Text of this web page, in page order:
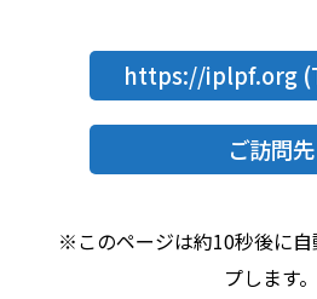
https://iplpf.org
ご訪問先
※このページは約10秒後に自
プします。